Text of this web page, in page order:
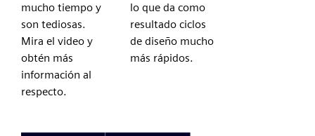
mucho tiempo y
son tediosas.
Mira el video y
obtén más
información al
respecto.
lo que da como
resultado ciclos
de diseño mucho
más rápidos.